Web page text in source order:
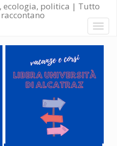
ecologia, politica | Tutto
Toggle